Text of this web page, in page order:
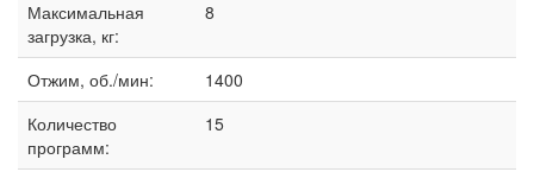
Максимальная
загрузка, кг:
8
Отжим, об./мин:
1400
Количество
программ:
15